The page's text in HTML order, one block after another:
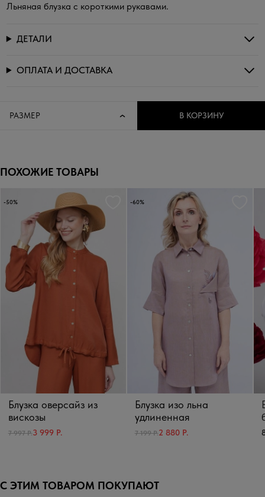
Льняная блузка с короткими рукавами.
ДЕТАЛИ
ОПЛАТА И ДОСТАВКА
РАЗМЕР В КОРЗИНУ
ПОХОЖИЕ ТОВАРЫ
-50%
Блузка оверсайз из
вискозы
7 997 Р.3 999 Р.
-60%
Блузка изо льна
удлиненная
7 199 Р.2 880 Р.
С ЭТИМ ТОВАРОМ ПОКУПАЮТ